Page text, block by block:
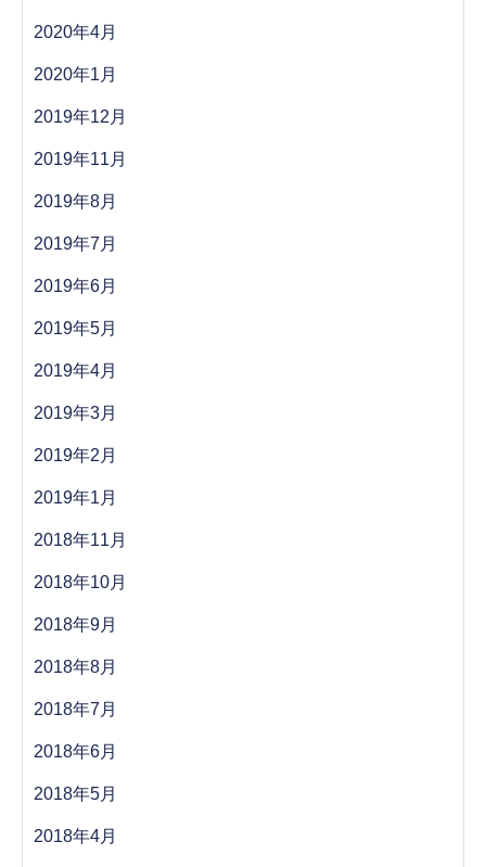
2020年4月
2020年1月
2019年12月
2019年11月
2019年8月
2019年7月
2019年6月
2019年5月
2019年4月
2019年3月
2019年2月
2019年1月
2018年11月
2018年10月
2018年9月
2018年8月
2018年7月
2018年6月
2018年5月
2018年4月